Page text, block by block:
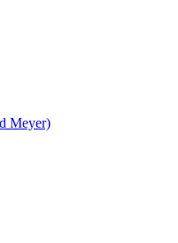
Meyer)